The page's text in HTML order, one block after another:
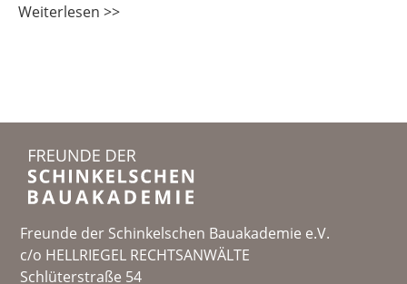
Weiterlesen >>
Freunde der Schinkelschen Bauakademie e.V.
c/o HELLRIEGEL RECHTSANWÄLTE
Schlüterstraße 54